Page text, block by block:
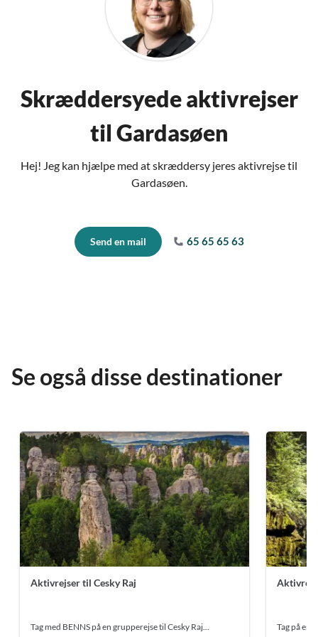
Skræddersyede aktivrejser
til Gardasøen
Hej! Jeg kan hjælpe med at skræddersy jeres aktivrejse til
Gardasøen.
Send en mail 65 65 65 63
Se også disse destinationer
Aktivrejser til Cesky Raj
Tag med BENNS på en grupperejse til Cesky Raj... Tag på en